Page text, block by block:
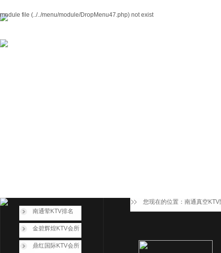
module file (../../menu/module/DropMenu47.php) not exist
您现在的位置： 南通真空
南通荤KTV排名
金碧辉煌KTV会所
鼎红国际KTV会所